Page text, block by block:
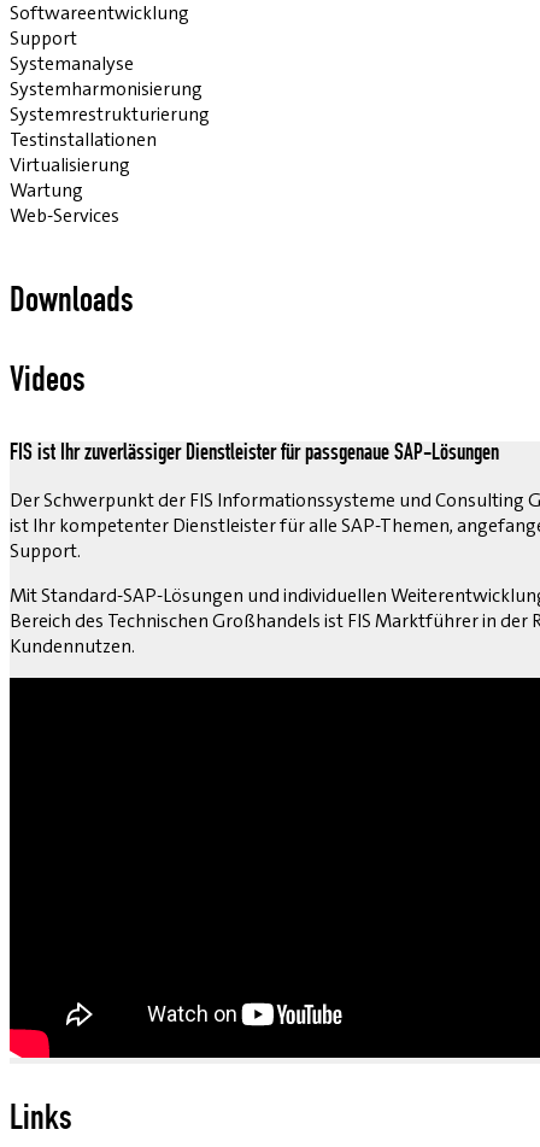
Softwareentwicklung
Support
Systemanalyse
Systemharmonisierung
Systemrestrukturierung
Testinstallationen
Virtualisierung
Wartung
Web-Services
Downloads
Videos
FIS ist Ihr zuverlässiger Dienstleister für passgenaue SAP-Lösungen
Der Schwerpunkt der FIS Informationssysteme und Consulting
ist Ihr kompetenter Dienstleister für alle SAP-Themen,
Support.
Mit Standard-SAP-Lösungen und individuellen
Bereich des Technischen Großhandels ist FIS Marktführer in
Kundennutzen.
Links